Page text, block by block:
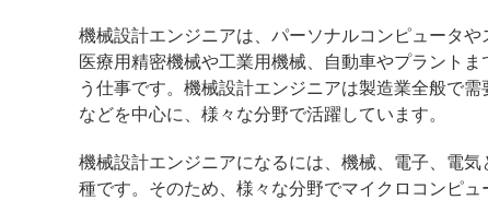
機械設計エンジニアは、パーソナルコンピュータ
医療用精密機械や工業用機械、自動車やプラント
う仕事です。機械設計エンジニアは製造業全般で
などを中心に、様々な分野で活躍しています。
機械設計エンジニアになるには、機械、電子、電
種です。そのため、様々な分野でマイクロコンピ